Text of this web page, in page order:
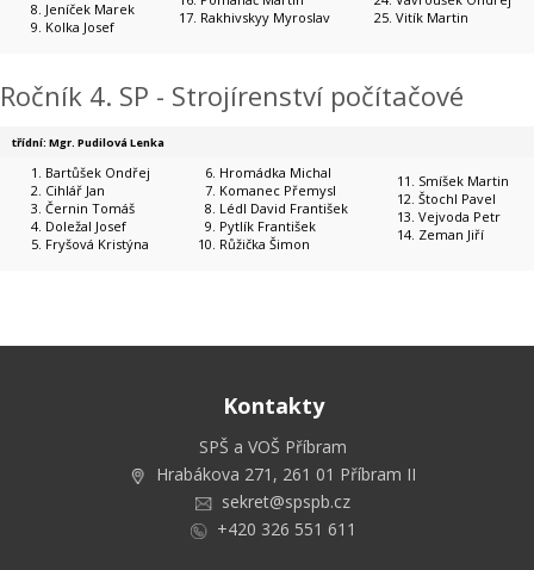
Jeníček Marek
Kolka Josef
Rakhivskyy Myroslav
Vitík Martin
Ročník 4. SP - Strojírenství počítačové
třídní: Mgr. Pudilová Lenka
Bartůšek Ondřej
Cihlář Jan
Černin Tomáš
Doležal Josef
Fryšová Kristýna
Hromádka Michal
Komanec Přemysl
Lédl David František
Pytlík František
Růžička Šimon
Smíšek Martin
Štochl Pavel
Vejvoda Petr
Zeman Jiří
Kontakty
SPŠ a VOŠ Příbram
Hrabákova 271, 261 01 Příbram II
sekret@spspb.cz
+420 326 551 611